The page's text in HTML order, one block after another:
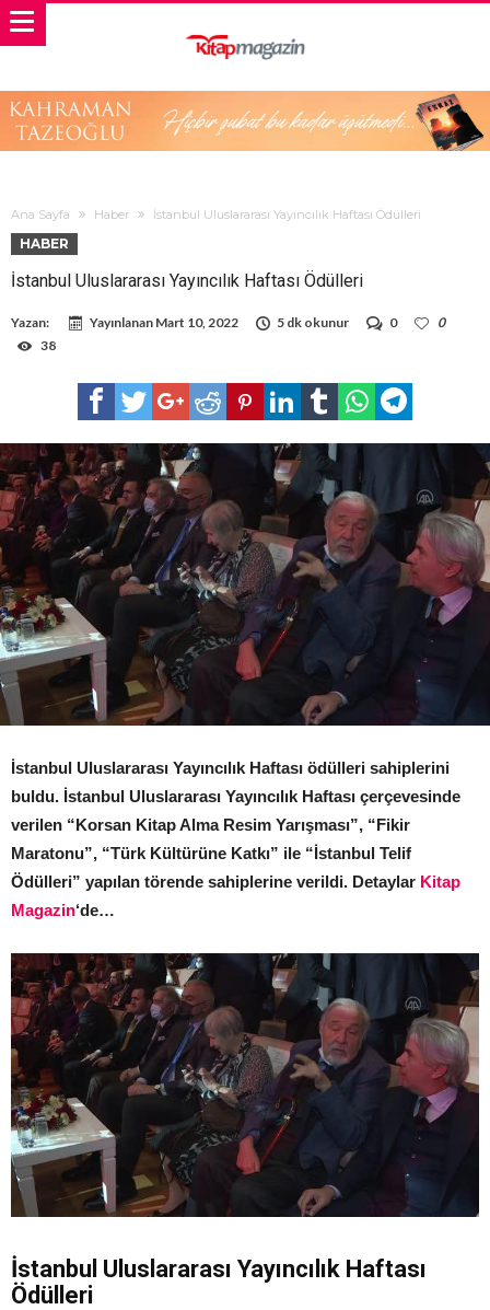
Ana Sayfa Haber İstanbul Uluslararası Yayıncılık Haftası Ödülleri
HABER
İstanbul Uluslararası Yayıncılık Haftası Ödülleri
Yazan: Yayınlanan Mart 10, 2022 5 dk okunur 0
0
38
İstanbul Uluslararası Yayıncılık Haftası ödülleri sahiplerini
buldu. İstanbul Uluslararası Yayıncılık Haftası çerçevesinde
verilen “Korsan Kitap Alma Resim Yarışması”, “Fikir
Maratonu”, “Türk Kültürüne Katkı” ile “İstanbul Telif
Ödülleri” yapılan törende sahiplerine verildi. Detaylar Kitap
Magazin‘de…
İstanbul Uluslararası Yayıncılık Haftası
Ödülleri